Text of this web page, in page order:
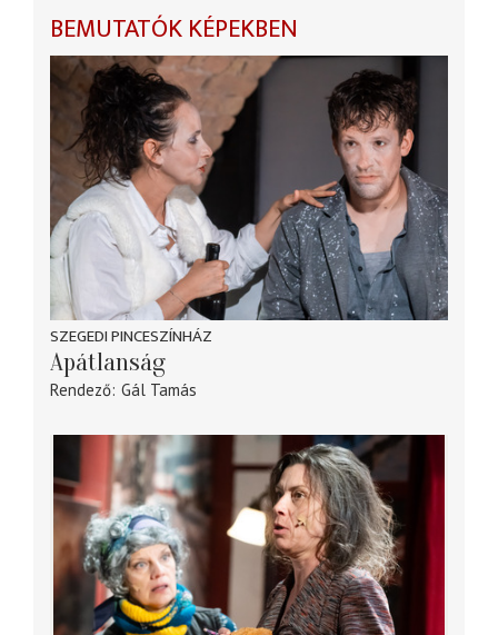
BEMUTATÓK KÉPEKBEN
SZEGEDI PINCESZÍNHÁZ
Apátlanság
Rendező Gál Tamás